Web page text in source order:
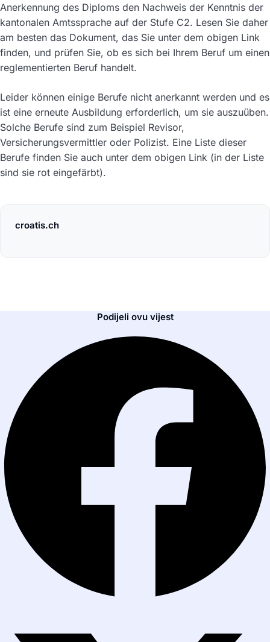
Anerkennung des Diploms den Nachweis der Kenntnis der
kantonalen Amtssprache auf der Stufe C2. Lesen Sie daher
am besten das Dokument, das Sie unter dem obigen Link
finden, und prüfen Sie, ob es sich bei Ihrem Beruf um einen
reglementierten Beruf handelt.
Leider können einige Berufe nicht anerkannt werden und es
ist eine erneute Ausbildung erforderlich, um sie auszuüben.
Solche Berufe sind zum Beispiel Revisor,
Versicherungsvermittler oder Polizist. Eine Liste dieser
Berufe finden Sie auch unter dem obigen Link (in der Liste
sind sie rot eingefärbt).
croatis.ch
Podijeli ovu vijest